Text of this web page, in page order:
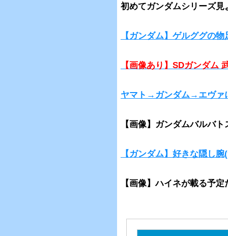
初めてガンダムシリーズ
【ガンダム】ゲルググの
【画像あり】SDガンダム
ヤマト→ガンダム→エヴァ
【画像】ガンダムバルバ
【ガンダム】好きな隠し
【画像】ハイネが載る予